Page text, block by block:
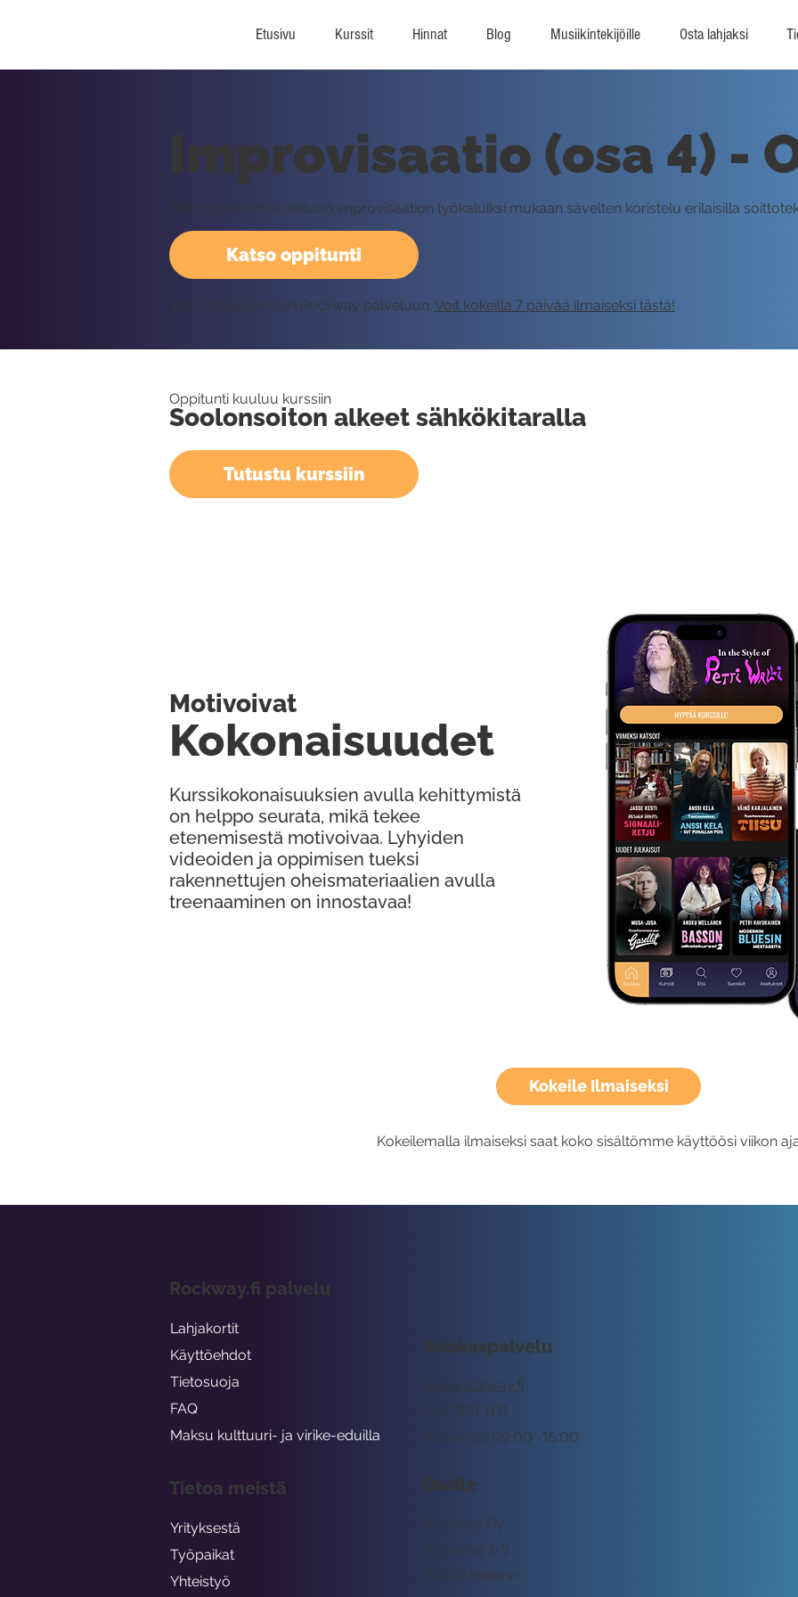
Etusivu Kurssit Hinnat Blog Musiikintekijöille Osta lahjaksi
Kokeile Ilmaiseksi
Kokeilemalla ilmaiseksi saat koko sisältömme käyttöösi viikon
Katso oppitunti
Improvisaatio (osa 4) -
Tällä oppitunnilla otetaan improvisaation työkaluiksi mukaan sävelten koristelu erilaisilla
Vaatii kirjautumisen Rockway palveluun. Voit kokeilla 7 päivää ilmaiseksi tästä!
Oppitunti kuuluu kurssiin
Soolonsoiton alkeet sähkökitaralla
Tutustu kurssiin
Kurssikokonaisuuksien avulla kehittymistä
on helppo seurata, mikä tekee
etenemisestä motivoivaa. Lyhyiden
videoiden ja oppimisen tueksi
rakennettujen oheismateriaalien avulla
treenaaminen on innostavaa!
Kokonaisuudet
Motivoivat
Asiakaspalvelu
tuki@rockway.fi
Arkisin klo 09:00 -15:00
045 7731 1111
Osoite
Rockway Oy
Lemuntie 3-5
00510 Helsinki
Rockway.fi palvelu
Lahjakortit
Käyttöehdot
Tietosuoja
FAQ
Maksu kulttuuri- ja virike-eduilla
Tietoa meistä
Yrityksestä
Työpaikat
Yhteistyö